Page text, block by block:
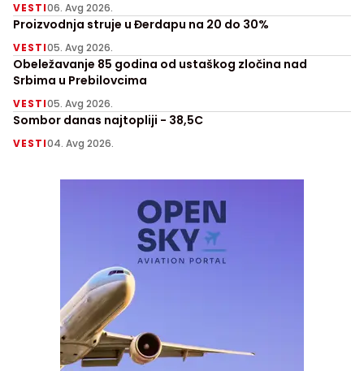
VESTI06. Avg 2026.
Proizvodnja struje u Đerdapu na 20 do 30%
VESTI05. Avg 2026.
Obeležavanje 85 godina od ustaškog zločina nad
Srbima u Prebilovcima
VESTI05. Avg 2026.
Sombor danas najtopliji - 38,5C
VESTI04. Avg 2026.